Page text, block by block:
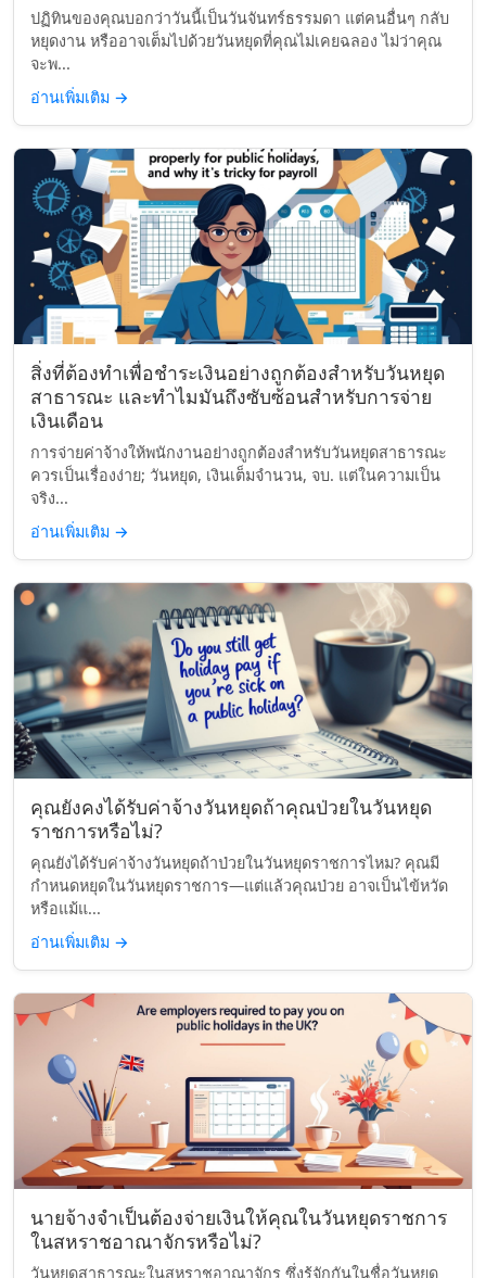
ปฏิทินของคุณบอกว่าวันนี้เป็นวันจันทร์ธรรมดา แต่คนอื่นๆ กลับ
หยุดงาน หรืออาจเต็มไปด้วยวันหยุดที่คุณไม่เคยฉลอง ไม่ว่าคุณ
จะพ...
อ่านเพิ่มเติม →
สิ่งที่ต้องทำเพื่อชำระเงินอย่างถูกต้องสำหรับวันหยุด
สาธารณะ และทำไมมันถึงซับซ้อนสำหรับการจ่าย
เงินเดือน
การจ่ายค่าจ้างให้พนักงานอย่างถูกต้องสำหรับวันหยุดสาธารณะ
ควรเป็นเรื่องง่าย; วันหยุด, เงินเต็มจำนวน, จบ. แต่ในความเป็น
จริง...
อ่านเพิ่มเติม →
คุณยังคงได้รับค่าจ้างวันหยุดถ้าคุณป่วยในวันหยุด
ราชการหรือไม่?
คุณยังได้รับค่าจ้างวันหยุดถ้าป่วยในวันหยุดราชการไหม? คุณมี
กำหนดหยุดในวันหยุดราชการ—แต่แล้วคุณป่วย อาจเป็นไข้หวัด
หรือแม้แ...
อ่านเพิ่มเติม →
นายจ้างจำเป็นต้องจ่ายเงินให้คุณในวันหยุดราชการ
ในสหราชอาณาจักรหรือไม่?
วันหยุดสาธารณะในสหราชอาณาจักร ซึ่งรู้จักกันในชื่อวันหยุด